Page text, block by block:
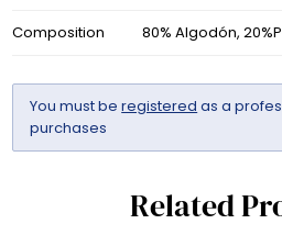
Composition 80% Algodón,
You must beregistered as a
purchases
Related